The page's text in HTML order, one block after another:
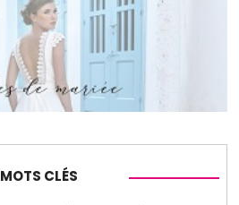
MOTS CLÉS